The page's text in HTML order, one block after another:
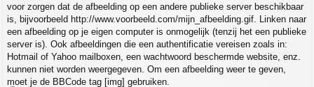
voor zorgen dat de afbeelding op een andere publieke server beschikbaar
is, bijvoorbeeld http://www.voorbeeld.com/mijn_afbeelding.gif. Linken naar
een afbeelding op je eigen computer is onmogelijk (tenzij het een publieke
server is). Ook afbeeldingen die een authentificatie vereisen zoals in:
Hotmail of Yahoo mailboxen, een wachtwoord beschermde website, enz.
kunnen niet worden weergegeven. Om een afbeelding weer te geven,
moet je de BBCode tag [img] gebruiken.